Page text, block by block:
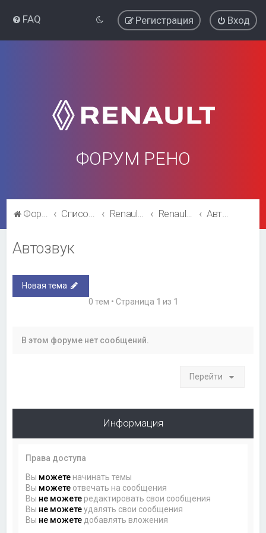
FAQ Вход
Регистрация
ФОРУМ РЕНО
Форум Рено Список форумов Renault Logan Renault Logan Автозвук
Автозвук
Новая тема
0 тем • Страница 1 из 1
В этом форуме нет сообщений.
Перейти
Информация
Права доступа
Вы можете начинать темы
Вы можете отвечать на сообщения
Вы не можете редактировать свои сообщения
Вы не можетеудалять свои сообщения
Вы не можете добавлять вложения